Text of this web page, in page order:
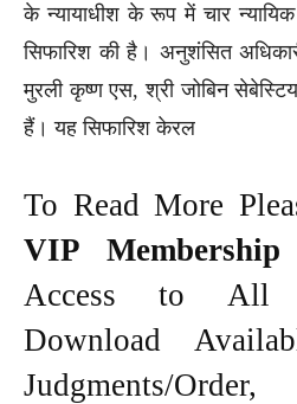
के न्यायाधीश के रूप में चार न्यायिक
सिफारिश की है। अनुशंसित
मुरली कृष्ण एस, श्री जोबिन
हैं। यह सिफारिश केरल
To Read More
VIP Membership
Access to All
Download
Judgments/